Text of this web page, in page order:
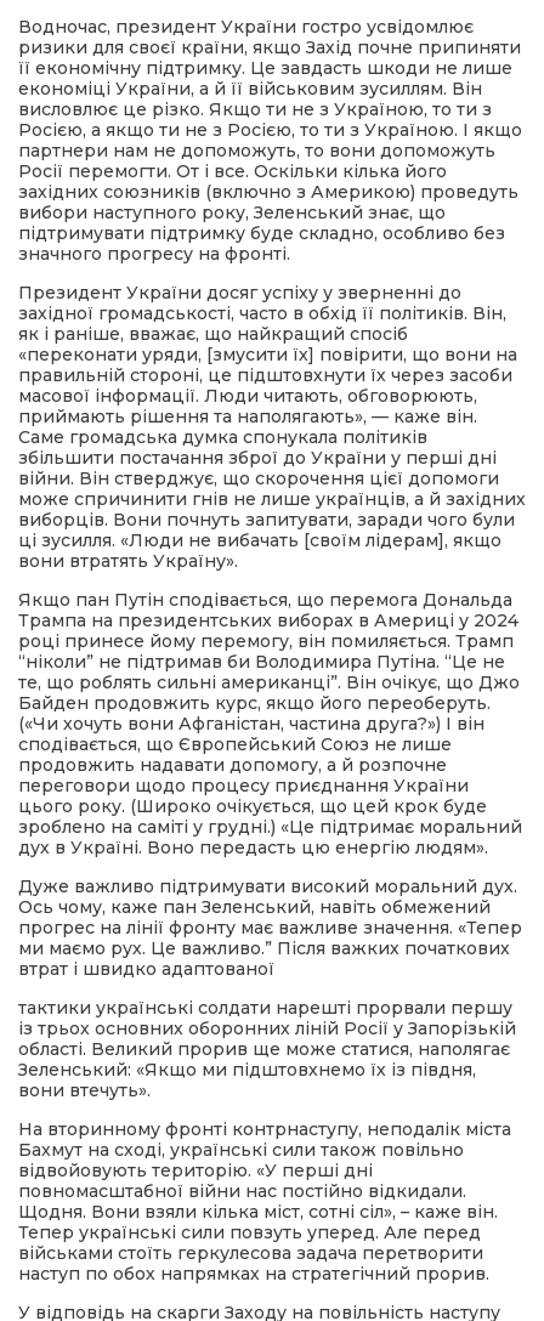
Водночас, президент України гостро усвідомлює
ризики для своєї країни, якщо Захід почне припиняти
її економічну підтримку. Це завдасть шкоди не лише
економіці України, а й її військовим зусиллям. Він
висловлює це різко. Якщо ти не з Україною, то ти з
Росією, а якщо ти не з Росією, то ти з Україною. І якщо
партнери нам не допоможуть, то вони допоможуть
Росії перемогти. От і все. Оскільки кілька його
західних союзників (включно з Америкою) проведуть
вибори наступного року, Зеленський знає, що
підтримувати підтримку буде складно, особливо без
значного прогресу на фронті.
Президент України досяг успіху у зверненні до
західної громадськості, часто в обхід її політиків. Він,
як і раніше, вважає, що найкращий спосіб
«переконати уряди, [змусити їх] повірити, що вони на
правильній стороні, це підштовхнути їх через засоби
масової інформації. Люди читають, обговорюють,
приймають рішення та наполягають», — каже він.
Саме громадська думка спонукала політиків
збільшити постачання зброї до України у перші дні
війни. Він стверджує, що скорочення цієї допомоги
може спричинити гнів не лише українців, а й західних
виборців. Вони почнуть запитувати, заради чого були
ці зусилля. «Люди не вибачать [своїм лідерам], якщо
вони втратять Україну».
Якщо пан Путін сподівається, що перемога Дональда
Трампа на президентських виборах в Америці у 2024
році принесе йому перемогу, він помиляється. Трамп
“ніколи” не підтримав би Володимира Путіна. “Це не
те, що роблять сильні американці”. Він очікує, що Джо
Байден продовжить курс, якщо його переоберуть.
(«Чи хочуть вони Афганістан, частина друга?») І він
сподівається, що Європейський Союз не лише
продовжить надавати допомогу, а й розпочне
переговори щодо процесу приєднання України
цього року. (Широко очікується, що цей крок буде
зроблено на саміті у грудні.) «Це підтримає моральний
дух в Україні. Воно передасть цю енергію людям».
Дуже важливо підтримувати високий моральний дух.
Ось чому, каже пан Зеленський, навіть обмежений
прогрес на лінії фронту має важливе значення. «Тепер
ми маємо рух. Це важливо.” Після важких початкових
втрат і швидко адаптованої
тактики українські солдати нарешті прорвали першу
із трьох основних оборонних ліній Росії у Запорізькій
області. Великий прорив ще може статися, наполягає
Зеленський: «Якщо ми підштовхнемо їх із півдня,
вони втечуть».
На вторинному фронті контрнаступу, неподалік міста
Бахмут на сході, українські сили також повільно
відвойовують територію. «У перші дні
повномасштабної війни нас постійно відкидали.
Щодня. Вони взяли кілька міст, сотні сіл», – каже він.
Тепер українські сили повзуть уперед. Але перед
військами стоїть геркулесова задача перетворити
наступ по обох напрямках на стратегічний прорив.
У відповідь на скарги Заходу на повільність наступу